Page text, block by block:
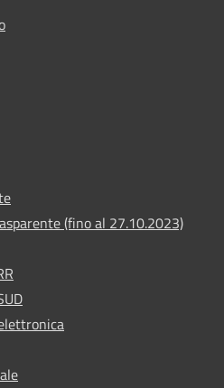
(fino al 27.10.2023)